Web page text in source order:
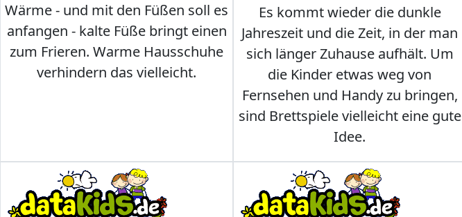
Wärme - und mit den Füßen soll es
anfangen - kalte Füße bringt einen
zum Frieren. Warme Hausschuhe
verhindern das vielleicht.
Es kommt wieder die dunkle
Jahreszeit und die Zeit, in der man
sich länger Zuhause aufhält. Um
die Kinder etwas weg von
Fernsehen und Handy zu bringen,
sind Brettspiele vielleicht eine gute
Idee.